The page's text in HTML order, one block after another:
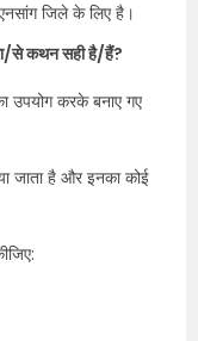
जिले के लिए है।
से कथन सही है/हैं?
उपयोग करके बनाए गए
जाता है और इनका कोई